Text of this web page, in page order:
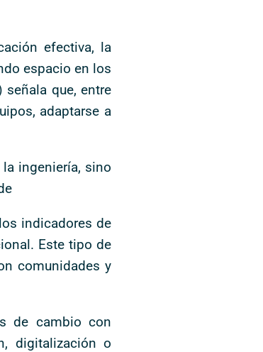
efectiva, la
espacio en los
que, entre
adaptarse a
ingeniería, sino
indicadores de
Este tipo de
comunidades y
de cambio con
digitalización o